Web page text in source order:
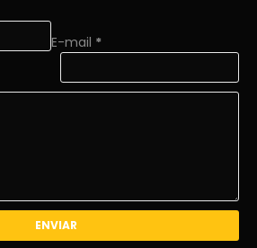
E-mail *